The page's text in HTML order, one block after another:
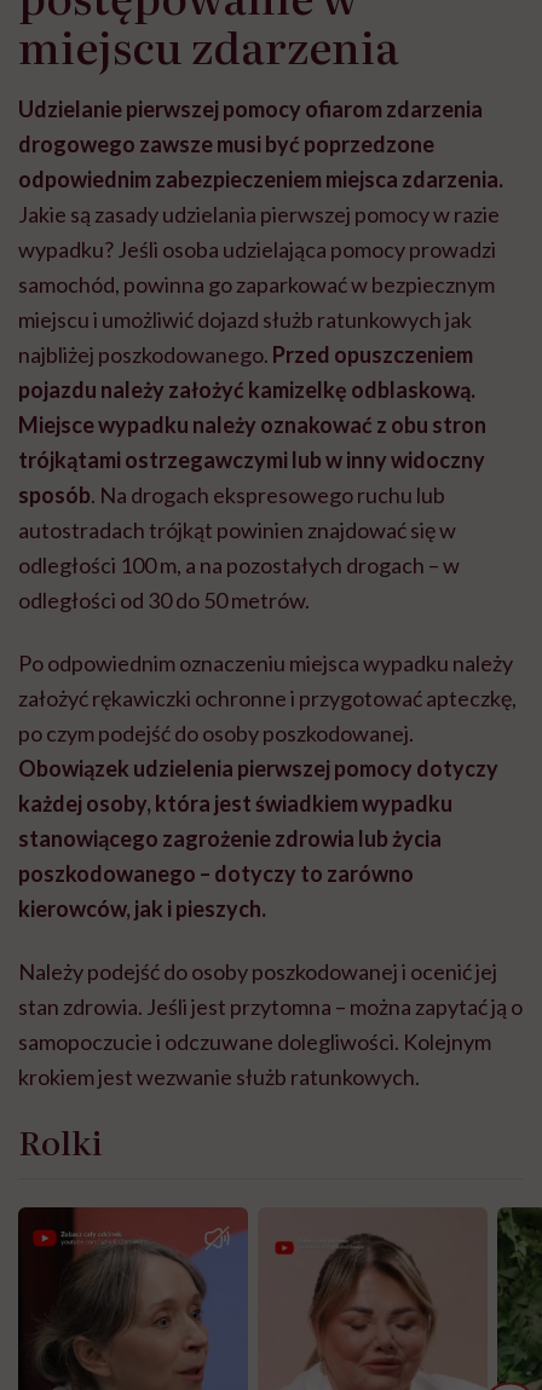
miejscu zdarzenia
Udzielanie pierwszej pomocy ofiarom zdarzenia
drogowego zawsze musi być poprzedzone
odpowiednim zabezpieczeniem miejsca zdarzenia.
Jakie są zasady udzielania pierwszej pomocy w razie
wypadku? Jeśli osoba udzielająca pomocy prowadzi
samochód, powinna go zaparkować w bezpiecznym
miejscu i umożliwić dojazd służb ratunkowych jak
najbliżej poszkodowanego. Przed opuszczeniem
pojazdu należy założyć kamizelkę odblaskową.
Miejsce wypadku należy oznakować z obu stron
trójkątami ostrzegawczymi lub w inny widoczny
sposób. Na drogach ekspresowego ruchu lub
autostradach trójkąt powinien znajdować się w
odległości 100 m, a na pozostałych drogach – w
odległości od 30 do 50 metrów.
Po odpowiednim oznaczeniu miejsca wypadku należy
założyć rękawiczki ochronne i przygotować apteczkę,
po czym podejść do osoby poszkodowanej.
Obowiązek udzielenia pierwszej pomocy dotyczy
każdej osoby, która jest świadkiem wypadku
stanowiącego zagrożenie zdrowia lub życia
poszkodowanego – dotyczy to zarówno
kierowców, jak i pieszych.
Należy podejść do osoby poszkodowanej i ocenić jej
stan zdrowia. Jeśli jest przytomna – można zapytać ją o
samopoczucie i odczuwane dolegliwości. Kolejnym
krokiem jest wezwanie służb ratunkowych.
Rolki